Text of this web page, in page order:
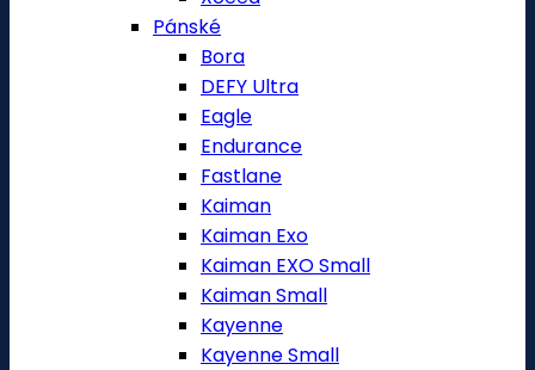
Pánské
Bora
DEFY Ultra
Eagle
Endurance
Fastlane
Kaiman
Kaiman Exo
Kaiman EXO Small
Kaiman Small
Kayenne
Kayenne Small